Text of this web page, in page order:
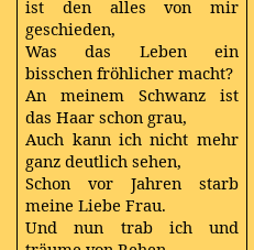
ist den alles von mir
geschieden,
Was das Leben ein
bisschen fröhlicher macht?
An meinem Schwanz ist
das Haar schon grau,
Auch kann ich nicht mehr
ganz deutlich sehen,
Schon vor Jahren starb
meine Liebe Frau.
Und nun trab ich und